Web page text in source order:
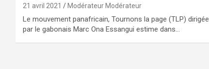
21 avril 2021 Modérateur Modérateur
Le mouvement panafricain, Tournons la page (TLP) dirigée
par le gabonais Marc Ona Essangui estime dans…